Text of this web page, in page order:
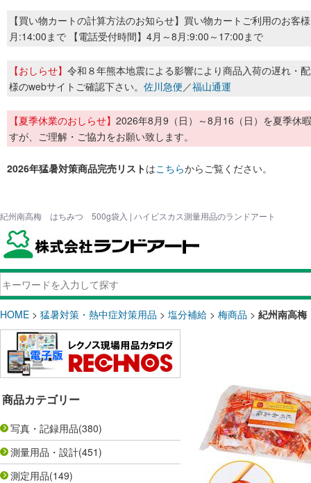
【買い物カートの計算方法のお知らせ】買い物カートご利用のお客
月:14:00まで 【電話受付時間】4月～8月:9:00～17:00まで
【おしらせ】 令和８年熊本地震による影響により商品入荷の遅れ・
様のwebサイトご確認下さい。 佐川急便／福山通運
【夏季休業のおしらせ】 2026年8月9（日）～8月16（日）を夏季休
すが、ご理解・ご協力をお願い致します。
2026年猛暑対策商品完売リストはこちらからご覧ください。
紀州南高梅 はちみつ 500g袋入 | ハイビスカス測量用品のランドアート
HOME > 猛暑対策・熱中症対策用品 > 塩分補給 > 梅商品 > 紀州南高
商品カテゴリー
写真・記録用品(380)
測量用品・設計(451)
測定用品(149)